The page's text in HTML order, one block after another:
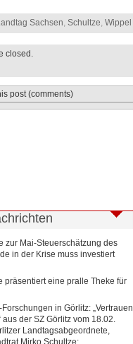
Sachsen, Schultze, Wippel
closed.
post (comments)
zur Mai-Steuerschätzung des
in der Krise muss investiert
präsentiert eine pralle Theke für
Forschungen in Görlitz: „Vertrauen
aus der SZ Görlitz vom 18.02.
Landtagsabgeordnete,
Mirko Schultze: